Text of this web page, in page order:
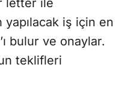
iş için en
bulur ve onaylar.
teklifleri